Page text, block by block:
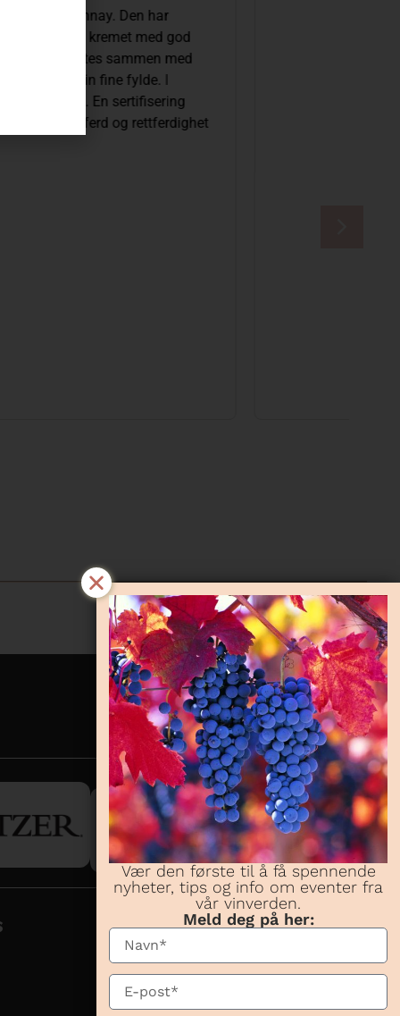
hvitvin med duft og smak av sitrus, pære og
men passer også like godt til salater
med gode venner.
Vær den første til å få spennende
nyheter, tips og info om eventer fra
vår vinverden.
Meld deg på her: